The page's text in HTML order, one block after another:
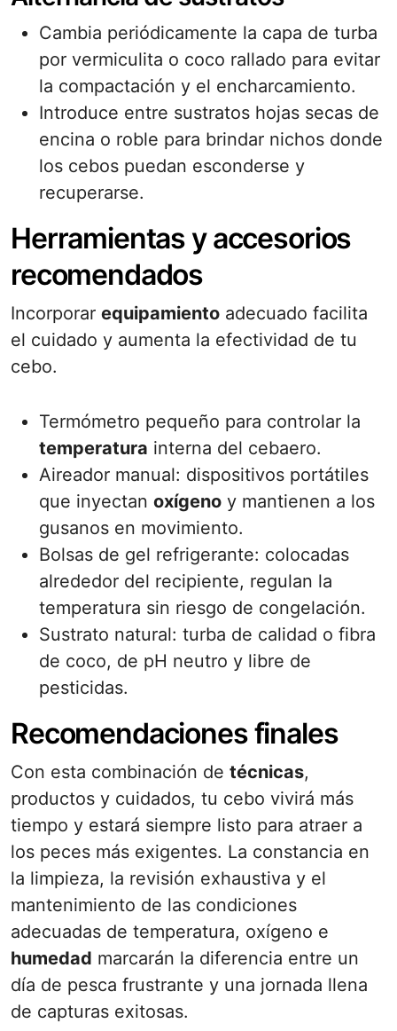
Cambia periódicamente la capa de turba
por vermiculita o coco rallado para evitar
la compactación y el encharcamiento.
Introduce entre sustratos hojas secas de
encina o roble para brindar nichos donde
los cebos puedan esconderse y
recuperarse.
Herramientas y accesorios
recomendados
Incorporar equipamiento adecuado facilita
el cuidado y aumenta la efectividad de tu
cebo.
Termómetro pequeño para controlar la
temperatura interna del cebaero.
Aireador manual: dispositivos portátiles
que inyectan oxígeno y mantienen a los
gusanos en movimiento.
Bolsas de gel refrigerante: colocadas
alrededor del recipiente, regulan la
temperatura sin riesgo de congelación.
Sustrato natural: turba de calidad o fibra
de coco, de pH neutro y libre de
pesticidas.
Recomendaciones finales
Con esta combinación de técnicas,
productos y cuidados, tu cebo vivirá más
tiempo y estará siempre listo para atraer a
los peces más exigentes. La constancia en
la limpieza, la revisión exhaustiva y el
mantenimiento de las condiciones
adecuadas de temperatura, oxígeno e
humedad marcarán la diferencia entre un
día de pesca frustrante y una jornada llena
de capturas exitosas.